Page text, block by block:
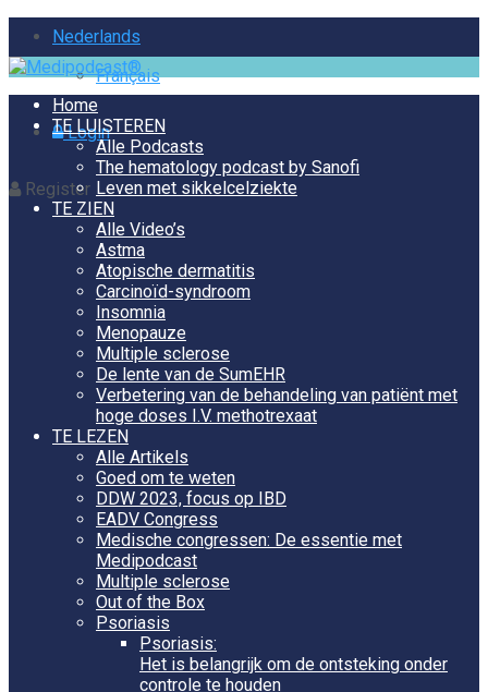
Nederlands
Français
Login
Register
Home
TE LUISTEREN
Alle Podcasts
The hematology podcast by Sanofi
Leven met sikkelcelziekte
TE ZIEN
Alle Video’s
Astma
Atopische dermatitis
Carcinoïd-syndroom
Insomnia
Menopauze
Multiple sclerose
De lente van de SumEHR
Verbetering van de behandeling van patiënt met
hoge doses I.V. methotrexaat
TE LEZEN
Alle Artikels
Goed om te weten
DDW 2023, focus op IBD
EADV Congress
Medische congressen: De essentie met
Medipodcast
Multiple sclerose
Out of the Box
Psoriasis
Psoriasis:
Het is belangrijk om de ontsteking onder
controle te houden